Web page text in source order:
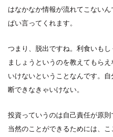
はなかなか情報が流れてこない
ぱい言ってくれます。
つまり、脱出ですね。利食いも
ましょうというのを教えてもら
いけないということなんです。
断できなきゃいけない。
投資っていうのは自己責任が原則
当然のことができるためには、